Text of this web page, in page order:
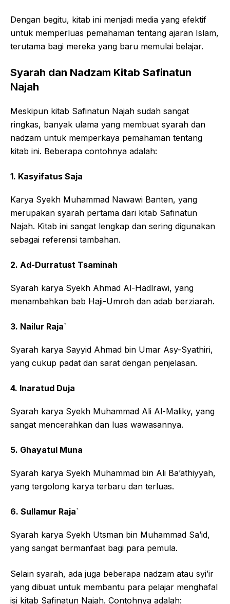
Dengan begitu, kitab ini menjadi media yang efektif
untuk memperluas pemahaman tentang ajaran Islam,
terutama bagi mereka yang baru memulai belajar.
Syarah dan Nadzam Kitab Safinatun
Najah
Meskipun kitab Safinatun Najah sudah sangat
ringkas, banyak ulama yang membuat syarah dan
nadzam untuk memperkaya pemahaman tentang
kitab ini. Beberapa contohnya adalah:
1. Kasyifatus Saja
Karya Syekh Muhammad Nawawi Banten, yang
merupakan syarah pertama dari kitab Safinatun
Najah. Kitab ini sangat lengkap dan sering digunakan
sebagai referensi tambahan.
2. Ad-Durratust Tsaminah
Syarah karya Syekh Ahmad Al-Hadlrawi, yang
menambahkan bab Haji-Umroh dan adab berziarah.
3. Nailur Raja`
Syarah karya Sayyid Ahmad bin Umar Asy-Syathiri,
yang cukup padat dan sarat dengan penjelasan.
4. Inaratud Duja
Syarah karya Syekh Muhammad Ali Al-Maliky, yang
sangat mencerahkan dan luas wawasannya.
5. Ghayatul Muna
Syarah karya Syekh Muhammad bin Ali Ba’athiyyah,
yang tergolong karya terbaru dan terluas.
6. Sullamur Raja`
Syarah karya Syekh Utsman bin Muhammad Sa’id,
yang sangat bermanfaat bagi para pemula.
Selain syarah, ada juga beberapa nadzam atau syi’ir
yang dibuat untuk membantu para pelajar menghafal
isi kitab Safinatun Najah. Contohnya adalah: